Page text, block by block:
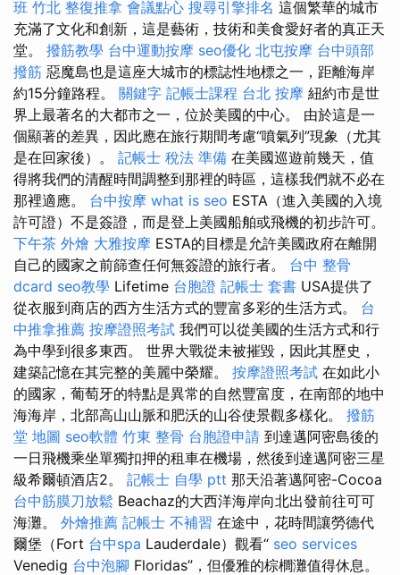
班 竹北 整復推拿 會議點心 搜尋引擎排名 這個繁華的城市
充滿了文化和創新，這是藝術，技術和美食愛好者的真正天
堂。 撥筋教學 台中運動按摩 seo優化 北屯按摩 台中頭部
撥筋 惡魔島也是這座大城市的標誌性地標之一，距離海岸
約15分鐘路程。 關鍵字 記帳士課程 台北 按摩 紐約市是世
界上最著名的大都市之一，位於美國的中心。 由於這是一
個顯著的差異，因此應在旅行期間考慮“噴氣列”現象（尤其
是在回家後）。 記帳士 稅法 準備 在美國巡遊前幾天，值
得將我們的清醒時間調整到那裡的時區，這樣我們就不必在
那裡適應。 台中按摩 what is seo ESTA（進入美國的入境
許可證）不是簽證，而是登上美國船舶或飛機的初步許可。
下午茶 外燴 大雅按摩 ESTA的目標是允許美國政府在離開
自己的國家之前篩查任何無簽證的旅行者。 台中 整骨
dcard seo教學 Lifetime 台胞證 記帳士 套書 USA提供了
從衣服到商店的西方生活方式的豐富多彩的生活方式。 台
中推拿推薦 按摩證照考試 我們可以從美國的生活方式和行
為中學到很多東西。 世界大戰從未被摧毀，因此其歷史，
建築記憶在其完整的美麗中榮耀。 按摩證照考試 在如此小
的國家，葡萄牙的特點是異常的自然豐富度，在南部的地中
海海岸，北部高山山脈和肥沃的山谷使景觀多樣化。 撥筋
堂 地圖 seo軟體 竹東 整骨 台胞證申請 到達邁阿密島後的
一日飛機乘坐單獨扣押的租車在機場，然後到達邁阿密三星
級希爾頓酒店2。 記帳士 自學 ptt 那天沿著邁阿密-Cocoa
台中筋膜刀放鬆 Beachaz的大西洋海岸向北出發前往可可
海灘。 外燴推薦 記帳士 不補習 在途中，花時間讓勞德代
爾堡（Fort 台中spa Lauderdale）觀看“ seo services
Venedig 台中泡腳 Floridas”，但優雅的棕櫚灘值得休息。